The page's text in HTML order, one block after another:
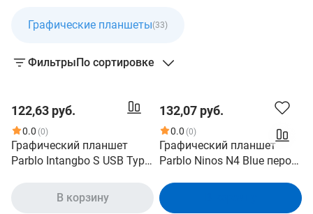
Графические планшеты(33)
ФильтрыПо сортировке
122,63 руб.
0.0 (0)
Графический планшет
Parblo Intangbo S USB Type-
В корзину
132,07 руб.
0.0 (0)
Графический планшет
Parblo Ninos N4 Blue перо
RPS/8192 уровней
нажатия/ USB C